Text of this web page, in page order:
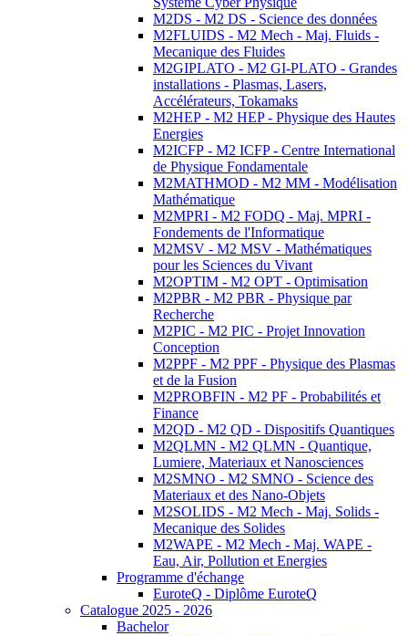
M2DS - M2 DS - Science des données
M2FLUIDS - M2 Mech - Maj. Fluids -
Mecanique des Fluides
M2GIPLATO - M2 GI-PLATO - Grandes
installations - Plasmas, Lasers,
Accélérateurs, Tokamaks
M2HEP - M2 HEP - Physique des Hautes
Energies
M2ICFP - M2 ICFP - Centre International
de Physique Fondamentale
M2MATHMOD - M2 MM - Modélisation
Mathématique
M2MPRI - M2 FODQ - Maj. MPRI -
Fondements de l'Informatique
M2MSV - M2 MSV - Mathématiques
pour les Sciences du Vivant
M2OPTIM - M2 OPT - Optimisation
M2PBR - M2 PBR - Physique par
Recherche
M2PIC - M2 PIC - Projet Innovation
Conception
M2PPF - M2 PPF - Physique des Plasmas
et de la Fusion
M2PROBFIN - M2 PF - Probabilités et
Finance
M2QD - M2 QD - Dispositifs Quantiques
M2QLMN - M2 QLMN - Quantique,
Lumiere, Materiaux et Nanosciences
M2SMNO - M2 SMNO - Science des
Materiaux et des Nano-Objets
M2SOLIDS - M2 Mech - Maj. Solids -
Mecanique des Solides
M2WAPE - M2 Mech - Maj. WAPE -
Eau, Air, Pollution et Energies
Programme d'échange
EuroteQ - Diplôme EuroteQ
Catalogue 2025 - 2026
Bachelor